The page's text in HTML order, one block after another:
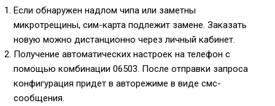
Если обнаружен надлом чипа или заметны
микротрещины, сим-карта подлежит замене. Заказать
новую можно дистанционно через личный кабинет.
Получение автоматических настроек на телефон с
помощью комбинации 06503. После отправки запроса
конфигурация придет в авторежиме в виде смс-
сообщения.